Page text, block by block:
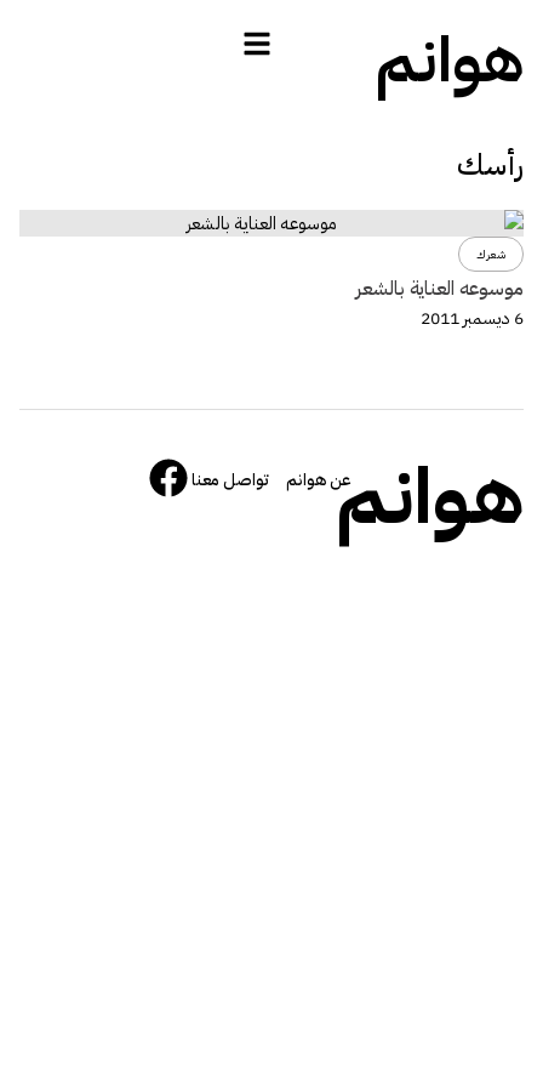
هوانم
رأسك
شعرك
موسوعه العناية بالشعر
6 ديسمبر 2011
هوانمعن هوانم تواصل معنا